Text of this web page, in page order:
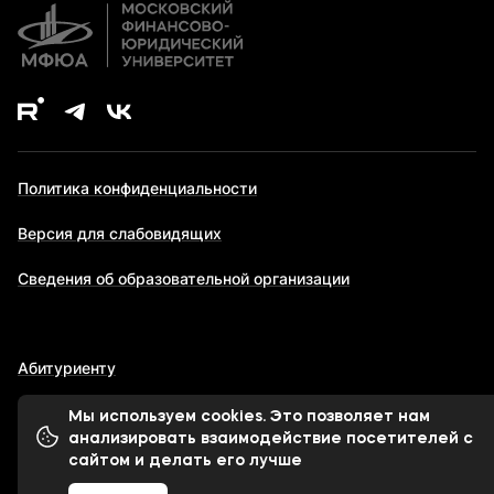
Политика конфиденциальности
Версия для слабовидящих
Сведения об образовательной организации
Абитуриенту
© 1998-2026 Московский финансово-юридический
университет МФЮА
Мы используем cookies. Это позволяет нам
анализировать взаимодействие посетителей с
сайтом и делать его лучше